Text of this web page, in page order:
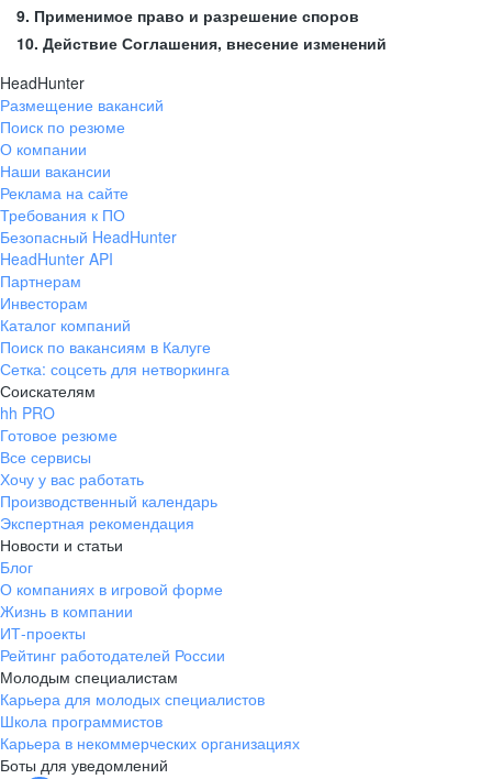
9. Применимое право и разрешение споров
10. Действие Соглашения, внесение изменений
HeadHunter
Размещение вакансий
Поиск по резюме
О компании
Наши вакансии
Реклама на сайте
Требования к ПО
Безопасный HeadHunter
HeadHunter API
Партнерам
Инвесторам
Каталог компаний
Поиск по вакансиям в Калуге
Сетка: соцсеть для нетворкинга
Соискателям
hh PRO
Готовое резюме
Все сервисы
Хочу у вас работать
Производственный календарь
Экспертная рекомендация
Новости и статьи
Блог
О компаниях в игровой форме
Жизнь в компании
ИТ-проекты
Рейтинг работодателей России
Молодым специалистам
Карьера для молодых специалистов
Школа программистов
Карьера в некоммерческих организациях
Боты для уведомлений